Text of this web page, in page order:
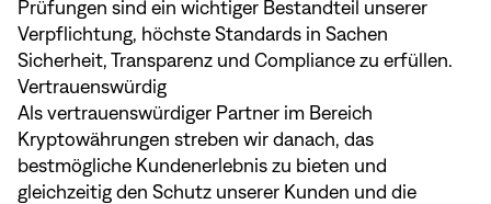
Prüfungen sind ein wichtiger Bestandteil unserer
Verpflichtung, höchste Standards in Sachen
Sicherheit, Transparenz und Compliance zu erfüllen.
Vertrauenswürdig
Als vertrauenswürdiger Partner im Bereich
Kryptowährungen streben wir danach, das
bestmögliche Kundenerlebnis zu bieten und
gleichzeitig den Schutz unserer Kunden und die